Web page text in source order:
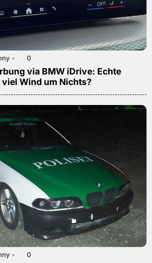
• 0
via BMW iDrive: Echte
Wind um Nichts?
• 0